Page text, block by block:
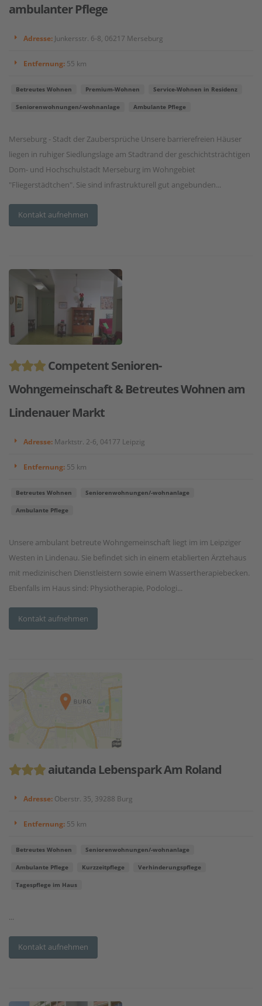
ambulanter Pflege
Adresse: Junkersstr. 6-8, 06217 Merseburg
Entfernung: 55 km
Betreutes Wohnen Premium-Wohnen Service-Wohnen in Residenz
Seniorenwohnungen/-wohnanlage Ambulante Pflege
Merseburg - Stadt der Zaubersprüche Unsere barrierefreien Häuser
liegen in ruhiger Siedlungslage am Stadtrand der geschichtsträchtigen
Dom- und Hochschulstadt Merseburg im Wohngebiet
"Fliegerstädtchen". Sie sind infrastrukturell gut angebunden...
Kontakt aufnehmen
Competent Senioren-
Wohngemeinschaft & Betreutes Wohnen am
Lindenauer Markt
Adresse: Marktstr. 2-6, 04177 Leipzig
Entfernung: 55 km
Betreutes Wohnen Seniorenwohnungen/-wohnanlage
Ambulante Pflege
Unsere ambulant betreute Wohngemeinschaft liegt im im Leipziger
Westen in Lindenau. Sie befindet sich in einem etablierten Ärztehaus
mit medizinischen Dienstleistern sowie einem Wassertherapiebecken.
Ebenfalls im Haus sind: Physiotherapie, Podologi...
Kontakt aufnehmen
aiutanda Lebenspark Am Roland
Adresse: Oberstr. 35, 39288 Burg
Entfernung: 55 km
Betreutes Wohnen Seniorenwohnungen/-wohnanlage
Ambulante Pflege Kurzzeitpflege Verhinderungspflege
Tagespflege im Haus
...
Kontakt aufnehmen